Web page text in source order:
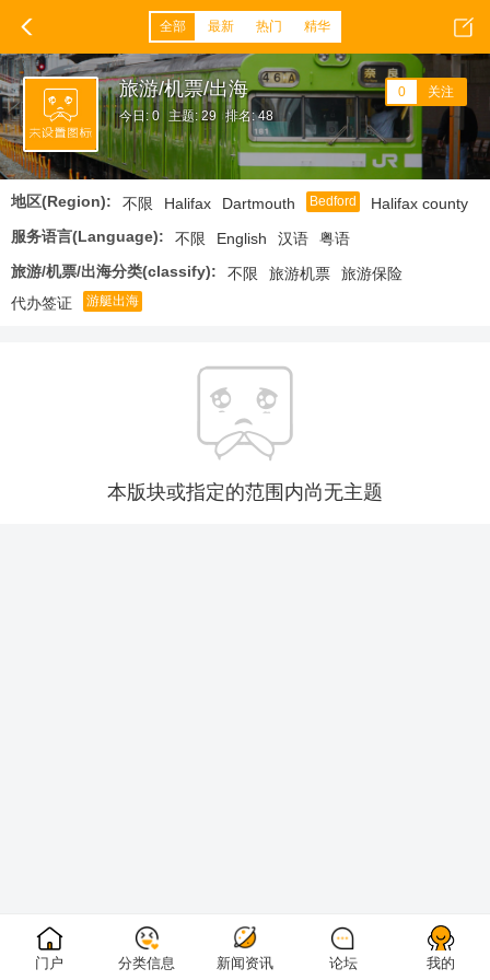
全部 最新 热门 精华
旅游/机票/出海
今日: 0 主题: 29 排名: 48
0 关注
门户 分类信息 新闻资讯 论坛 我的
地区(Region): 不限 Halifax Dartmouth Bedford
Halifax county
服务语言(Language):
不限 English 汉语
粤语
旅游/机票/出海分类(classify):
不限 旅游机票
旅游保险
代办签证
游艇出海
本版块或指定的范围内尚无主题